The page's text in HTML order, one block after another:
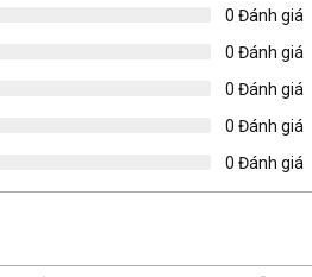
0 Đánh giá
0 Đánh giá
0 Đánh giá
0 Đánh giá
0 Đánh giá